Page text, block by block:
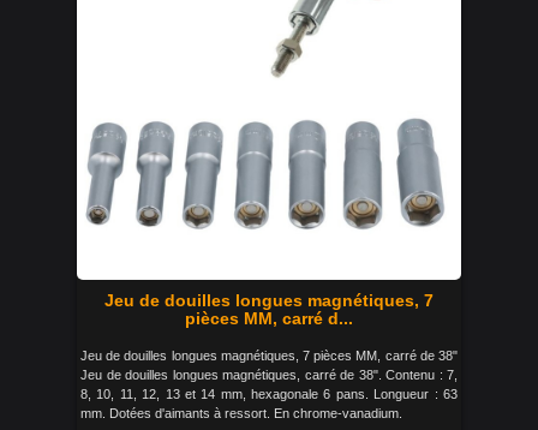
Jeu de douilles longues magnétiques, 7
pièces MM, carré d...
Jeu de douilles longues magnétiques, 7 pièces MM, carré de 38"
Jeu de douilles longues magnétiques, carré de 38". Contenu : 7,
8, 10, 11, 12, 13 et 14 mm, hexagonale 6 pans. Longueur : 63
mm. Dotées d'aimants à ressort. En chrome-vanadium.